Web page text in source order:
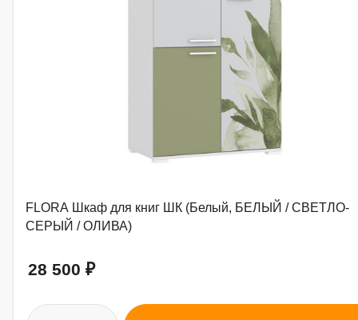
FLORA Шкаф для книг ШК (Белый, БЕЛЫЙ / СВЕТЛО-
СЕРЫЙ / ОЛИВА)
28 500 ₽